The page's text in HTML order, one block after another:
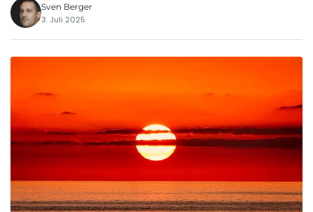
Sven Berger
3. Juli 2025